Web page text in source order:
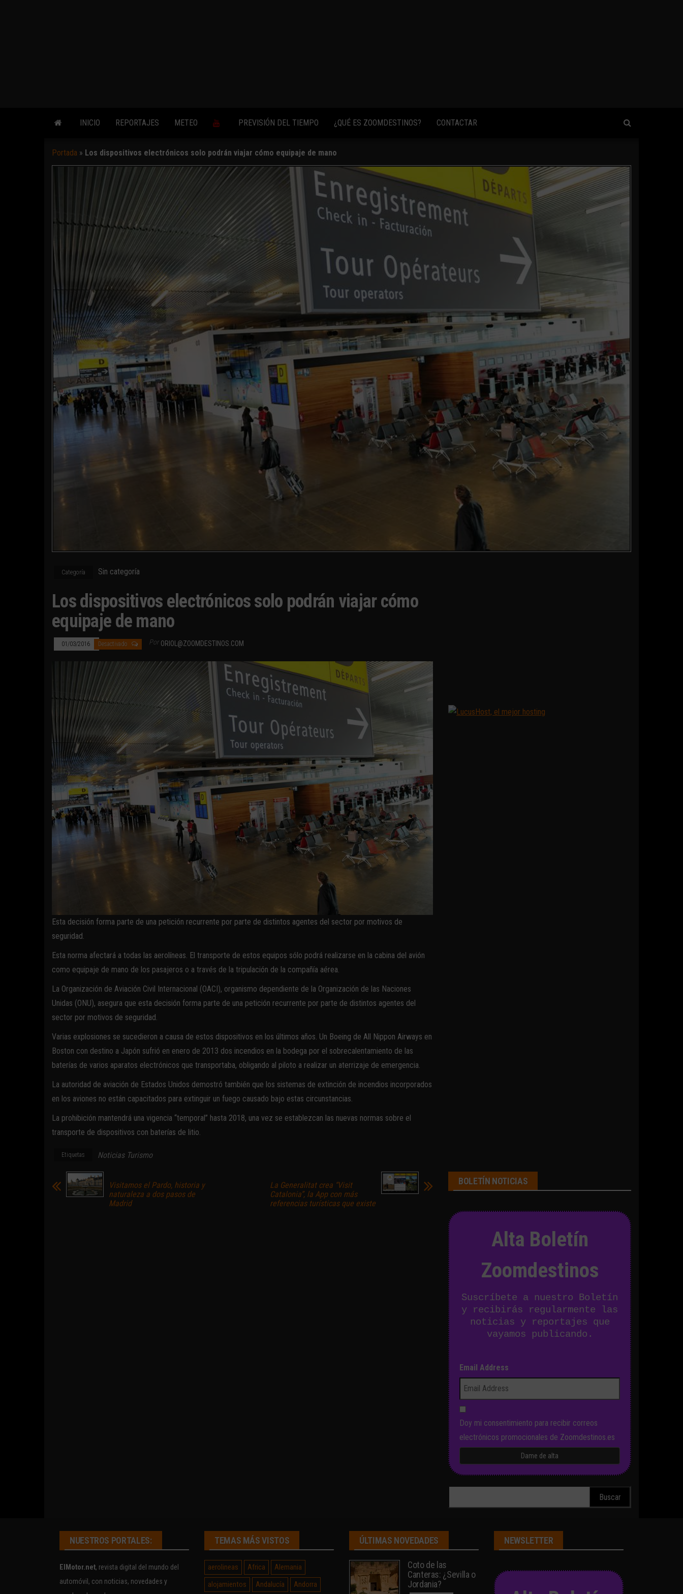
INICIO REPORTAJES METEO PREVISIÓN DEL TIEMPO ¿QUÉ ES ZOOMDESTINOS? CONTACTAR
Portada » Los dispositivos electrónicos solo podrán viajar cómo equipaje de mano
Categoría Sin categoría
Los dispositivos electrónicos solo podrán viajar cómo
equipaje de mano
01/03/2016 Desactivado Por ORIOL@ZOOMDESTINOS.COM
Esta decisión forma parte de una petición recurrente por parte de distintos agentes del sector por motivos de
seguridad.
Esta norma afectará a todas las aerolíneas. El transporte de estos equipos sólo podrá realizarse en la cabina del avión
como equipaje de mano de los pasajeros o a través de la tripulación de la compañía aérea.
La Organización de Aviación Civil Internacional (OACI), organismo dependiente de la Organización de las Naciones
Unidas (ONU), asegura que esta decisión forma parte de una petición recurrente por parte de distintos agentes del
sector por motivos de seguridad.
Varias explosiones se sucedieron a causa de estos dispositivos en los últimos años. Un Boeing de All Nippon Airways en
Boston con destino a Japón sufrió en enero de 2013 dos incendios en la bodega por el sobrecalentamiento de las
baterías de varios aparatos electrónicos que transportaba, obligando al piloto a realizar un aterrizaje de emergencia.
La autoridad de aviación de Estados Unidos demostró también que los sistemas de extinción de incendios incorporados
en los aviones no están capacitados para extinguir un fuego causado bajo estas circunstancias.
La prohibición mantendrá una vigencia “temporal” hasta 2018, una vez se establezcan las nuevas normas sobre el
transporte de dispositivos con baterías de litio.
Etiquetas Noticias Turismo
Visitamos el Pardo, historia y
naturaleza a dos pasos de
Madrid
La Generalitat crea “Visit
Catalonia”, la App con más
referencias turísticas que existe
BOLETÍN NOTICIAS
Alta Boletín
Zoomdestinos
Suscríbete a nuestro Boletín
y recibirás regularmente las
noticias y reportajes que
vayamos publicando.
Email Address
Doy mi consentimiento para recibir correos
electrónicos promocionales de Zoomdestinos.es
NUESTROS PORTALES:
ElMotor.net, revista digital del mundo del
automóvil, con noticias, novedades y
TEMAS MÁS VISTOS
aerolineas Africa
Alemania
alojamientos
Andalucía Andorra
ÚLTIMAS NOVEDADES
Coto de las
Canteras: ¿Sevilla o
Jordania?
NEWSLETTER